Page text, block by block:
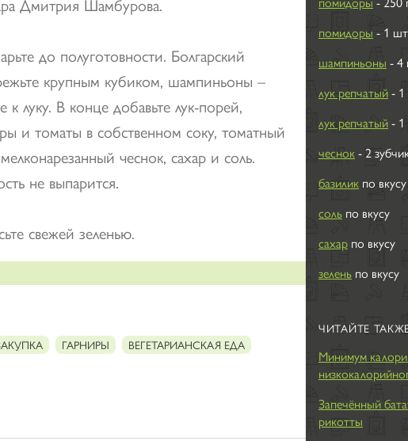
до полуготовности. Болгарский
крупным кубиком, шампиньоны –
к луку. В конце добавьте лук-порей,
и томаты в собственном соку, томатный
чеснок, сахар и соль.
не выпарится.
свежей зеленью.
ГАРНИРЫ ВЕГЕТАРИАНСКАЯ ЕДА
помидоры - 1 шт
шампиньоны - 4
лук репчатый-
лук репчатый-
чеснок- 2
базилик по вкусу
соль по вкусу
сахар по вкусу
зелень по вкусу
ЧИТАЙТЕ
Минимум
Запечённый
рикотты